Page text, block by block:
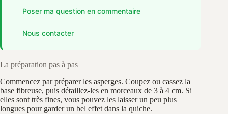
Poser ma question en commentaire
Nous contacter
La préparation pas à pas
Commencez par préparer les asperges. Coupez ou cassez la
base fibreuse, puis détaillez-les en morceaux de 3 à 4 cm. Si
elles sont très fines, vous pouvez les laisser un peu plus
longues pour garder un bel effet dans la quiche.